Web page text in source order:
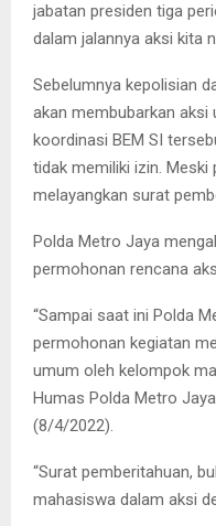
jabatan presiden tiga
dalam jalannya aksi kita
Sebelumnya kepolisian
akan membubarkan aksi
koordinasi BEM SI
tidak memiliki izin. Meski
melayangkan surat
Polda Metro Jaya
permohonan rencana
“Sampai saat ini Polda
permohonan kegiatan
umum oleh kelompok
Humas Polda Metro
(8/4/2022).
“Surat pemberitahuan,
mahasiswa dalam aksi